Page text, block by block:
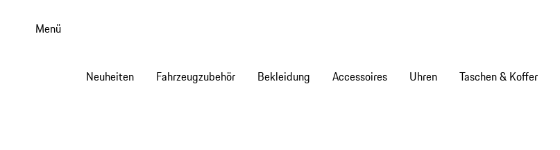
Hauptinhalt
Menü
Neuheiten Fahrzeugzubehör Bekleidung Accessoires Uhren Taschen & Koffer